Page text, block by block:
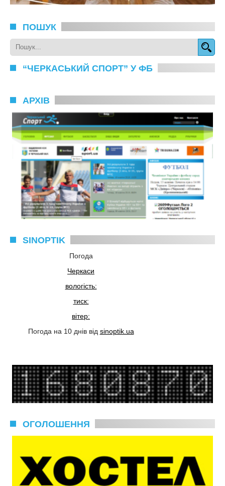
ПОШУК
“ЧЕРКАСЬКИЙ СПОРТ” У ФБ
АРХІВ
SINOPTIK
Погода
Черкаси
вологість:
тиск:
вітер:
Погода на 10 днів від sinoptik.ua
ОГОЛОШЕННЯ